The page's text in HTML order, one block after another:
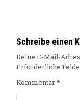
Schreibe einen
Deine E-Mail-
Erforderliche
Kommentar*